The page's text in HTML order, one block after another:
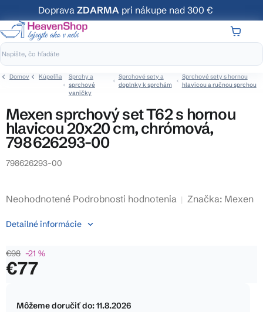
na
obsah
Doprava ZDARMA pri nákupe nad 300 €
Domov Kúpeľňa
Sprchy a
sprchové
vaničky
Sprchové sety a
doplnky k sprchám
Sprchové sety s hornou
hlavicou a ručnou sprchou
Mexen sprchový set T62 s hornou
hlavicou 20x20 cm, chrómová,
798626293-00
798626293-00
Priemerné
produktu
0,0
z
Neohodnotené Podrobnosti hodnotenia Značka: Mexen
€98 –21 %
€77
cena:
Môžeme doručiť do:11.8.2026
Detailné informácie